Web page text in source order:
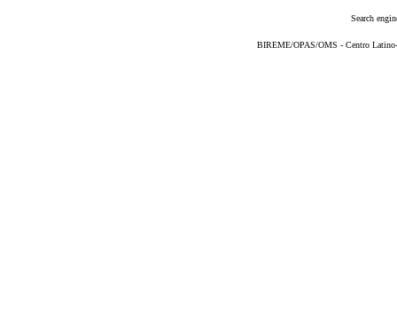
Search
BIREME/OPAS/OMS - Centro Latino-